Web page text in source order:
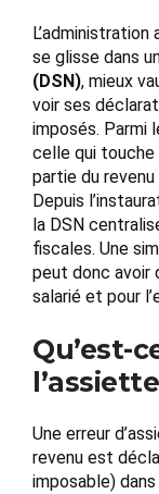
se glisse dans
(DSN), mieux
voir ses
imposés. Parmi
celle qui touche
partie du revenu
Depuis
la DSN
fiscales. Une
peut donc avoir
salarié et pour
Qu’est-
Une erreur
revenu est
imposable)